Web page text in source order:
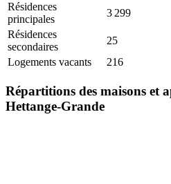
Résidences
principales
3 299
Résidences
secondaires
25
Logements vacants
216
Répartitions des maisons et
Hettange-Grande